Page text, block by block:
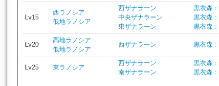
Lv15
西ラノシア
低地ラノシア
西ザナラーン
中央ザナラーン
東ザナラーン
黒衣森
黒衣森
黒衣森
Lv20
高地ラノシア
低地ラノシア
西ザナラーン 黒衣森
Lv25 東ラノシア
西ザナラーン
南ザナラーン
黒衣森
黒衣森